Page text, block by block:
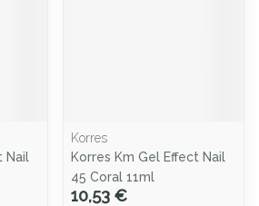
Nail
Korres
Korres Km Gel Effect Nail
45 Coral 11ml
10,53 €